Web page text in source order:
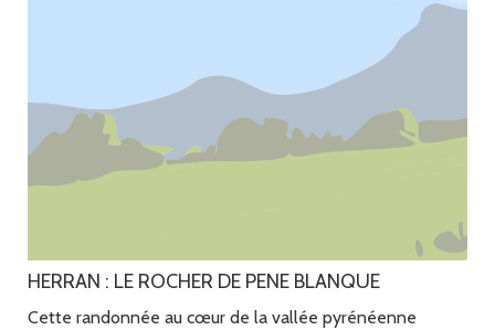
HERRAN : LE ROCHER DE PENE BLANQUE
Cette randonnée au cœur de la vallée pyrénéenne